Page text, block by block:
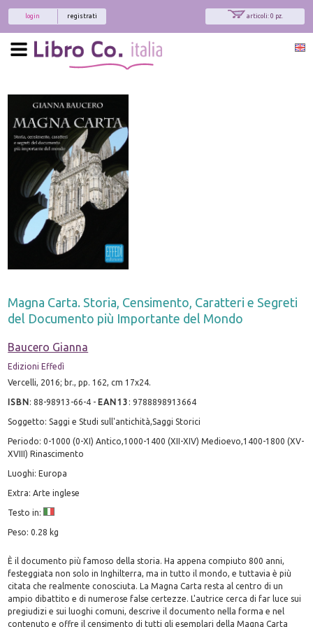
articoli: 0 pz.
registrati
login
Magna Carta. Storia, Censimento, Caratteri e Segreti
del Documento più Importante del Mondo
Baucero Gianna
Edizioni Effedì
Vercelli, 2016; br., pp. 162, cm 17x24.
ISBN:88-98913-66-4 - EAN13 :9788898913664
Soggetto: Saggi e Studi sull'antichità,Saggi Storici
Periodo: 0-1000 (0-XI) Antico,1000-1400 (XII-XIV) Medioevo,1400-1800 (XV-
XVIII) Rinascimento
Luoghi: Europa
Extra: Arte inglese
Testo in:
Peso: 0.28 kg
È il documento più famoso della storia. Ha appena compiuto 800 anni,
festeggiata non solo in Inghilterra, ma in tutto il mondo, e tuttavia è più
citata che realmente conosciuta. La Magna Carta resta al centro di un
ampio dibattito e di numerose false certezze. L'autrice cerca di far luce sui
pregiudizi e sui luoghi comuni, descrive il documento nella forma e nel
contenuto e offre il censimento di tutti gli esemplari della Magna Carta